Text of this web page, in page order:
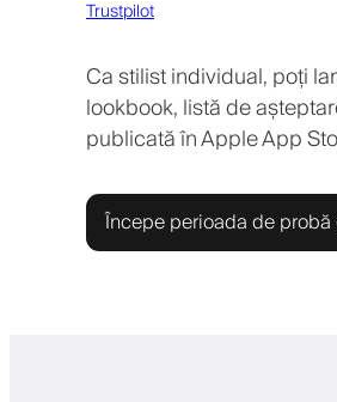
Trustpilot
Ca stilist individual, poți
lookbook, listă de
publicată în Apple App
Începe perioada de